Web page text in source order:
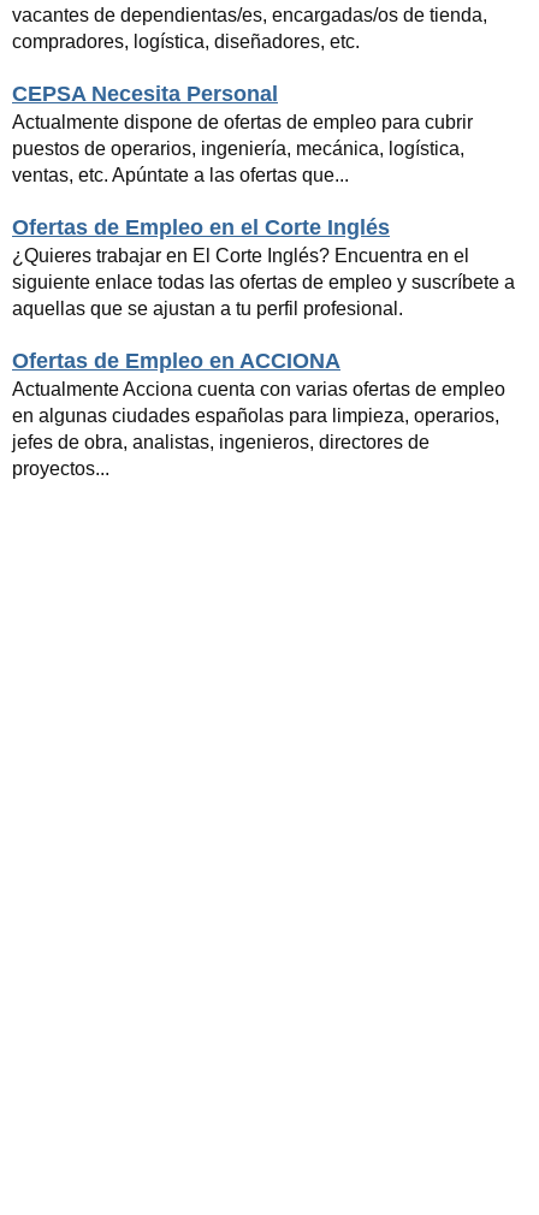
vacantes de dependientas/es, encargadas/os de tienda,
compradores, logística, diseñadores, etc.
CEPSA Necesita Personal
Actualmente dispone de ofertas de empleo para cubrir
puestos de operarios, ingeniería, mecánica, logística,
ventas, etc. Apúntate a las ofertas que...
Ofertas de Empleo en el Corte Inglés
¿Quieres trabajar en El Corte Inglés? Encuentra en el
siguiente enlace todas las ofertas de empleo y suscríbete a
aquellas que se ajustan a tu perfil profesional.
Ofertas de Empleo en ACCIONA
Actualmente Acciona cuenta con varias ofertas de empleo
en algunas ciudades españolas para limpieza, operarios,
jefes de obra, analistas, ingenieros, directores de
proyectos...